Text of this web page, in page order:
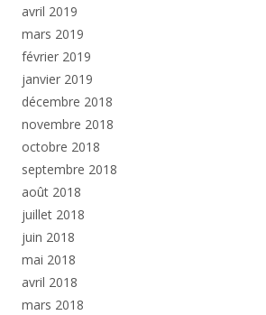
avril 2019
mars 2019
février 2019
janvier 2019
décembre 2018
novembre 2018
octobre 2018
septembre 2018
août 2018
juillet 2018
juin 2018
mai 2018
avril 2018
mars 2018